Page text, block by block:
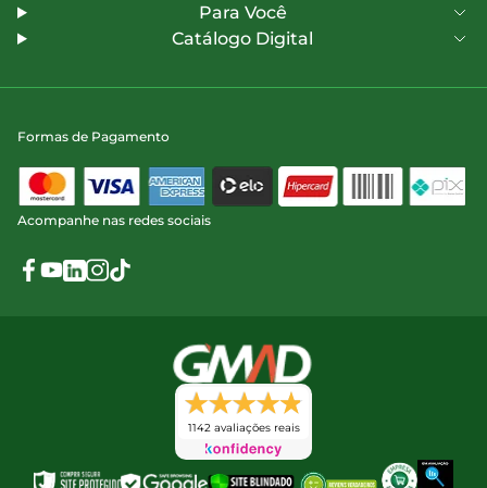
Para Você
Catálogo Digital
Formas de Pagamento
Acompanhe nas redes sociais
1142 avaliações reais